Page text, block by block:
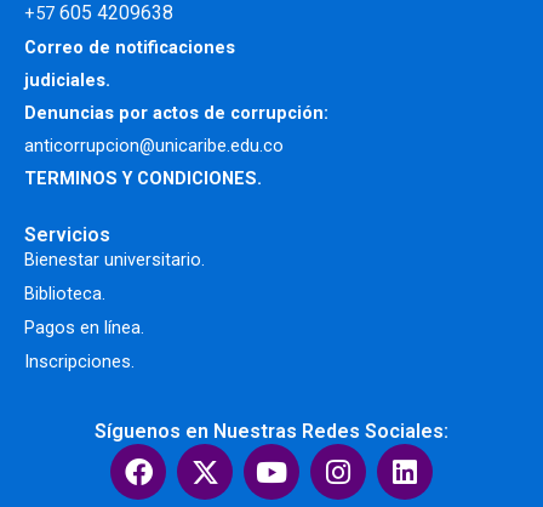
+57 605 4209638
Correo de notificaciones
judiciales.
Denuncias por actos de corrupción:
anticorrupcion@unicaribe.edu.co
TERMINOS Y CONDICIONES.
Servicios
Bienestar universitario.
Biblioteca.
Pagos en línea.
Inscripciones.
Síguenos en Nuestras Redes Sociales:
F
a
X
-
Y
o
I
n
L
i